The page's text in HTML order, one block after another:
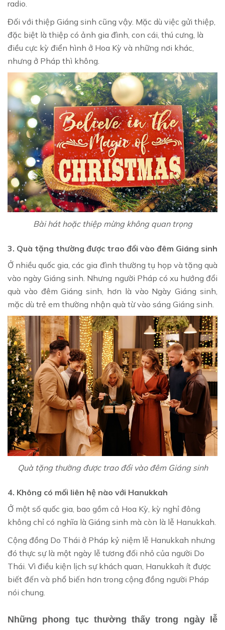
radio.
Đối với thiệp Giáng sinh cũng vậy. Mặc dù việc gửi thiệp,
đặc biệt là thiệp có ảnh gia đình, con cái, thú cưng, là
điều cực kỳ điển hình ở Hoa Kỳ và những nơi khác,
nhưng ở Pháp thì không.
Bài hát hoặc thiệp mừng không quan trọng
3. Quà tặng thường được trao đổi vào đêm Giáng sinh
Ở nhiều quốc gia, các gia đình thường tụ họp và tặng quà
vào ngày Giáng sinh. Nhưng người Pháp có xu hướng đổi
quà vào đêm Giáng sinh, hơn là vào Ngày Giáng sinh,
mặc dù trẻ em thường nhận quà từ vào sáng Giáng sinh.
Quà tặng thường được trao đổi vào đêm Giáng sinh
4. Không có mối liên hệ nào với Hanukkah
Ở một số quốc gia, bao gồm cả Hoa Kỳ, kỳ nghỉ đông
không chỉ có nghĩa là Giáng sinh mà còn là lễ Hanukkah.
Cộng đồng Do Thái ở Pháp kỷ niệm lễ Hanukkah nhưng
đó thực sự là một ngày lễ tương đối nhỏ của người Do
Thái. Vì điều kiện lịch sự khách quan, Hanukkah ít được
biết đến và phổ biến hơn trong cộng đồng người Pháp
nói chung.
Những phong tục thường thấy trong ngày lễ